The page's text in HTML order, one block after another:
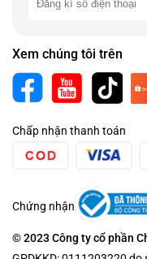
Xem chúng tôi trên
Chấp nhận thanh toán
Chứng nhận
© 2023 Công ty cổ phần